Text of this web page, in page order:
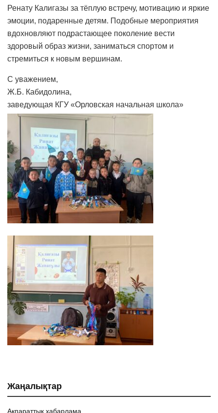
Ренату Калигазы за тёплую встречу, мотивацию и яркие
эмоции, подаренные детям. Подобные мероприятия
вдохновляют подрастающее поколение вести
здоровый образ жизни, заниматься спортом и
стремиться к новым вершинам.
С уважением,
Ж.Б. Кабидолина,
заведующая КГУ «Орловская начальная школа»
Жаңалықтар
Ақпараттық хабарлама